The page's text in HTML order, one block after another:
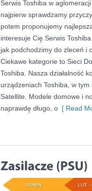
Serwis Toshiba w
najpierw sprawdzamy
potem proponujemy
interesuje Cię Serwis
jak podchodzimy do zleceń i
Ciekawe kategorie to Sieci
Toshiba. Nasza działalność
urządzeniach Toshiba, w
Satellite. Modele domowe i
naprawdę długo, o [ Read
LUT -
ADMIN